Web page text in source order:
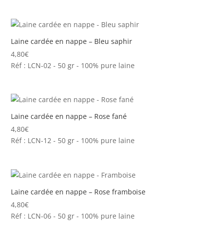
Laine cardée en nappe – Bleu saphir
4,80€
Réf : LCN-02 - 50 gr - 100% pure laine
Laine cardée en nappe – Rose fané
4,80€
Réf : LCN-12 - 50 gr - 100% pure laine
Laine cardée en nappe – Rose framboise
4,80€
Réf : LCN-06 - 50 gr - 100% pure laine